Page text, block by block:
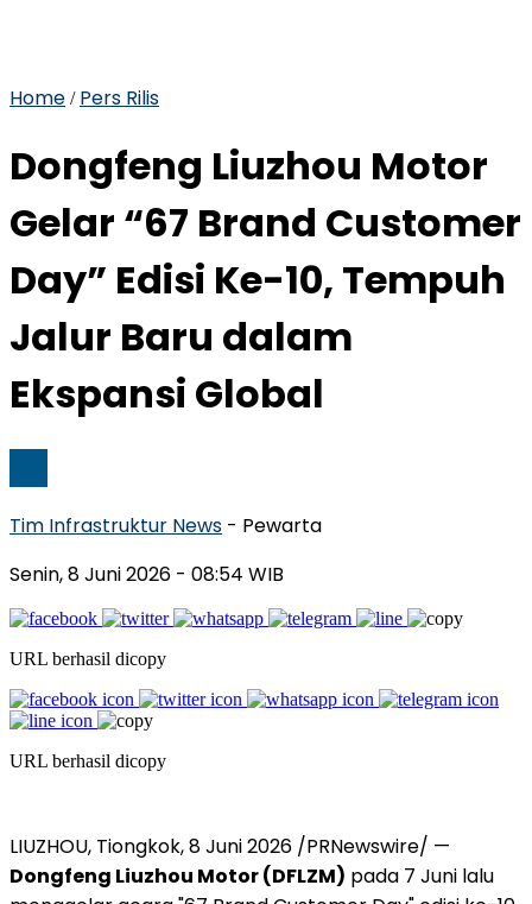
Home / Pers Rilis
Dongfeng Liuzhou Motor
Gelar “67 Brand Customer
Day” Edisi Ke-10, Tempuh
Jalur Baru dalam
Ekspansi Global
Tim Infrastruktur News - Pewarta
Senin, 8 Juni 2026 - 08:54 WIB
URL berhasil dicopy
URL berhasil dicopy
LIUZHOU, Tiongkok, 8 Juni 2026 /PRNewswire/ —
Dongfeng Liuzhou Motor (DFLZM) pada 7 Juni lalu